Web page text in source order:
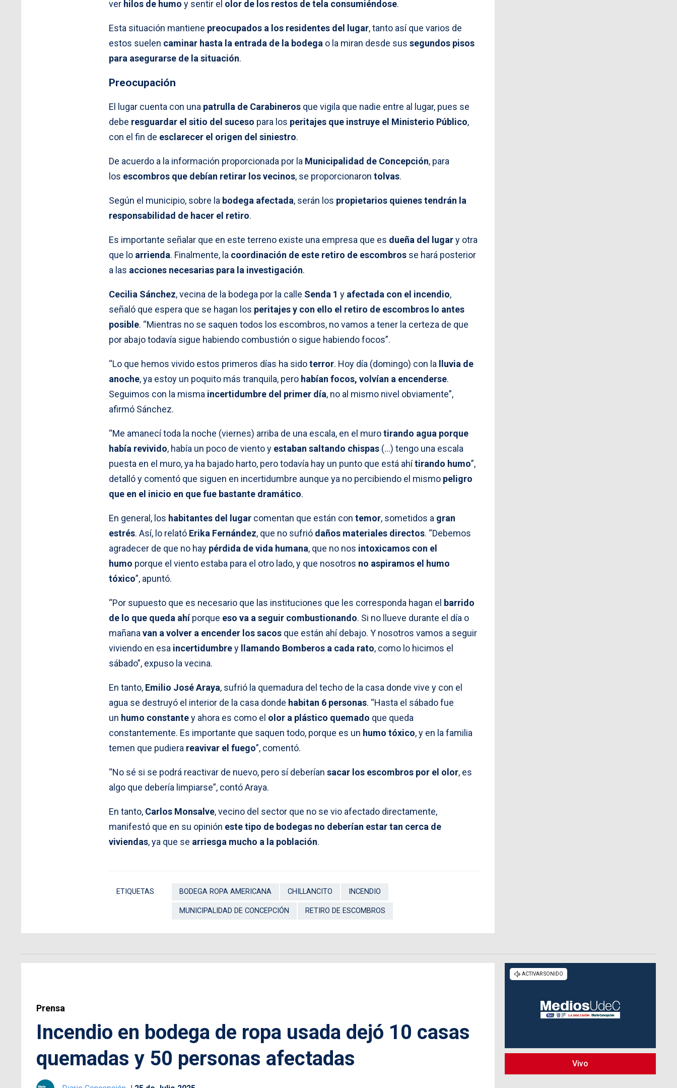
ver hilos de humo y sentir el olor de los restos de tela consumiéndose.
Esta situación mantiene preocupados a los residentes del lugar, tanto así que varios de
estos suelen caminar hasta la entrada de la bodega o la miran desde sus segundos pisos
para asegurarse de la situación.
Preocupación
El lugar cuenta con una patrulla de Carabineros que vigila que nadie entre al lugar, pues se
debe resguardar el sitio del suceso para los peritajes que instruye el Ministerio Público,
con el fin de esclarecer el origen del siniestro.
De acuerdo a la información proporcionada por la Municipalidad de Concepción, para
los escombros que debían retirar los vecinos, se proporcionaron tolvas.
Según el municipio, sobre la bodega afectada, serán los propietarios quienes tendrán la
responsabilidad de hacer el retiro.
Es importante señalar que en este terreno existe una empresa que es dueña del lugary otra
que lo arrienda. Finalmente, la coordinación de este retiro de escombros se hará posterior
a las acciones necesarias para la investigación.
Cecilia Sánchez, vecina de la bodega por la calle Senda 1 y afectada con el incendio,
señaló que espera que se hagan los peritajes y con ello el retiro de escombros lo antes
posible. “Mientras no se saquen todos los escombros, no vamos a tener la certeza de que
por abajo todavía sigue habiendo combustión o sigue habiendo focos”.
“Lo que hemos vivido estos primeros días ha sidoterror. Hoy día (domingo) con la
lluvia de
anoche, ya estoy un poquito más tranquila, pero habían focos, volvían a encenderse.
Seguimos con la misma incertidumbre del primer día, no al mismo nivel obviamente”,
afirmó Sánchez.
“Me amanecí toda la noche (viernes) arriba de una escala, en el murotirando agua porque
había revivido, había un poco de viento y estaban saltando chispas (…) tengo una escala
puesta en el muro, ya ha bajado harto, pero todavía hay un punto que está ahítirando humo”,
detalló y comentó que siguen en incertidumbre aunque ya no percibiendo el mismo peligro
que en el inicio en que fue bastante dramático.
En general, los habitantes del lugar comentan que están con temor, sometidos a gran
estrés. Así, lo relató Erika Fernández, que no sufrió daños materiales directos. “Debemos
agradecer de que no hay pérdida de vida humana, que no nos intoxicamos con el
humo porque el viento estaba para el otro lado, y que nosotros no aspiramos el humo
tóxico”, apuntó.
“Por supuesto que es necesario que las instituciones que les corresponda hagan el barrido
de lo que queda ahíporque eso va a seguir combustionando. Si no llueve durante el día o
mañana van a volver a encender los sacos que están ahí debajo. Y nosotros vamos a seguir
viviendo en esa incertidumbrey llamando Bomberos a cada rato, como lo hicimos el
sábado”, expuso la vecina.
En tanto, Emilio José Araya, sufrió la quemadura del techo de la casa donde vive y con el
agua se destruyó el interior de la casa donde habitan 6 personas. “Hasta el sábado fue
un humo constantey ahora es como el olor a plástico quemado que queda
constantemente. Es importante que saquen todo, porque es un humo tóxico, y en la familia
temen que pudiera reavivar el fuego”, comentó.
“No sé si se podrá reactivar de nuevo, pero sí deberían sacar los escombros por el olor, es
algo que debería limpiarse”, contó Araya.
En tanto, Carlos Monsalve, vecino del sector que no se vio afectado directamente,
manifestó que en su opinión este tipo de bodegas no deberían estar tan cerca de
viviendas, ya que se arriesga mucho a la población.
ETIQUETAS BODEGA ROPA AMERICANA CHILLANCITO INCENDIO
MUNICIPALIDAD DE CONCEPCIÓN RETIRO DE ESCOMBROS
Prensa
Incendio en bodega de ropa usada dejó 10 casas
quemadas y 50 personas afectadas
Vivo